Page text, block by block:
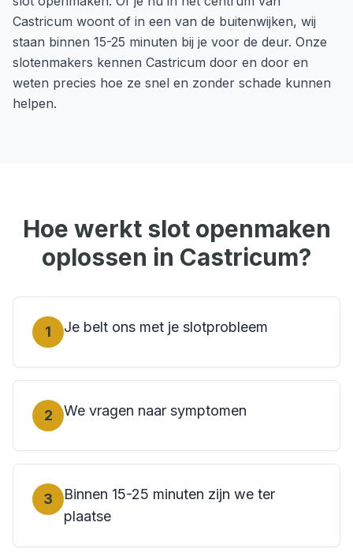
Castricum woont of in een van de buitenwijken, wij
staan binnen 15-25 minuten bij je voor de deur. Onze
slotenmakers kennen Castricum door en door en
weten precies hoe ze snel en zonder schade kunnen
helpen.
Hoe werkt slot openmaken
oplossen in Castricum?
1 Je belt ons met je slotprobleem
2 We vragen naar symptomen
3
Binnen 15-25 minuten zijn we ter
plaatse